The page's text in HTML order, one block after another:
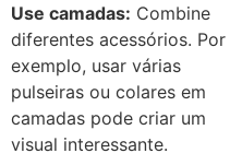
Use camadas: Combine
diferentes acessórios. Por
exemplo, usar várias
pulseiras ou colares em
camadas pode criar um
visual interessante.